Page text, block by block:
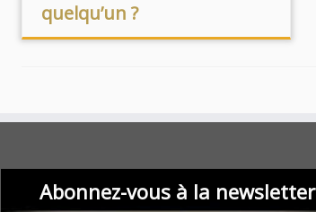
quelqu’un ?
Abonnez-vous à la newsletter